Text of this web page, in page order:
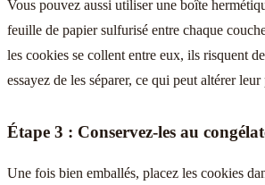
Vous pouvez aussi utiliser une boîte
feuille de papier sulfurisé entre chaque
les cookies se collent entre eux, ils risquent
essayez de les séparer, ce qui peut altérer leur
Étape 3 : Conservez-les au
Une fois bien emballés, placez les cookies